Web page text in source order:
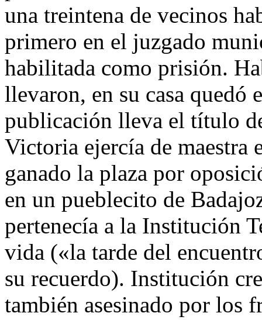
una treintena de vecinos
primero en el juzgado
habilitada como prisión.
llevaron, en su casa quedó
publicación lleva el título
Victoria ejercía de maestra
ganado la plaza por
en un pueblecito de
pertenecía a la Institución
vida («la tarde del
su recuerdo). Institución
también asesinado por los